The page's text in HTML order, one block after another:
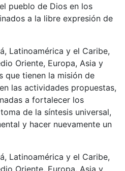
pueblo de Dios en los
a la libre expresión de
Latinoamérica y el Caribe,
Oriente, Europa, Asia y
que tienen la misión de
las actividades propuestas,
a fortalecer los
de la síntesis universal,
y hacer nuevamente un
Latinoamérica y el Caribe,
Oriente, Europa, Asia y